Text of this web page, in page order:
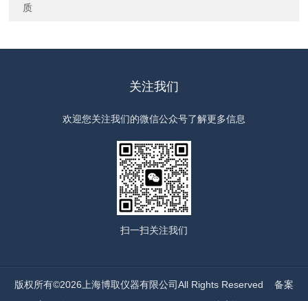
质
关注我们
欢迎您关注我们的微信公众号了解更多信息
扫一扫关注我们
版权所有©2026上海博取仪器有限公司All Rights Reserved 备案